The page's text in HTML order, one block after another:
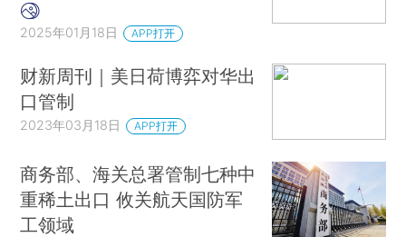
2025年01月18日 APP打开
财新周刊｜美日荷博弈对华出
口管制
2023年03月18日 APP打开
商务部、海关总署管制七种中
重稀土出口 攸关航天国防军
工领域